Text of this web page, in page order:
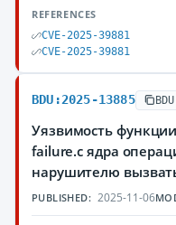
REFERENCES
CVE-2025-39881
CVE-2025-39881
BDU:2025-13885
Уязвимость
failure.c ядра
нарушителю
PUBLISHED: 2025-11-06